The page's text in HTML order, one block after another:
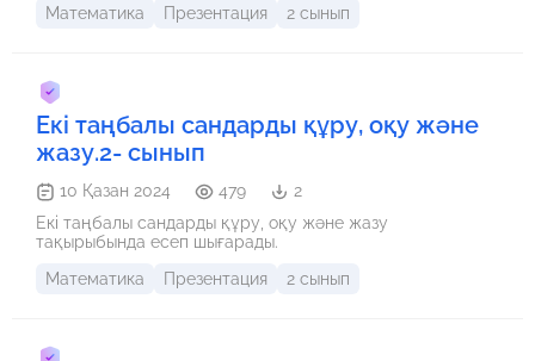
Математика
Презентация 2 сынып
Екі таңбалы сандарды құру, оқу және
жазу.2- сынып
10 Қазан 2024 479
2
Екі таңбалы сандарды құру, оқу және жазу
тақырыбында есеп шығарады.
Математика
Презентация 2 сынып